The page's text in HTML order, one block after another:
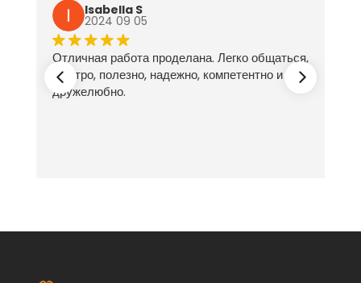
Isabella S
2024 09 05
Отличная работа проделана. Легко общаться,
быстро, полезно, надежно, компетентно и
дружелюбно.